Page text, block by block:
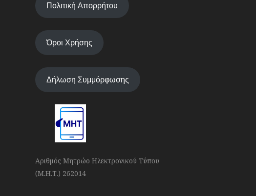
Πολιτική Απορρήτου
Όροι Χρήσης
Δήλωση Συμμόρφωσης
Αριθμός Μητρώο Ηλεκτρονικού Τύπου
(Μ.Η.Τ.) 262014